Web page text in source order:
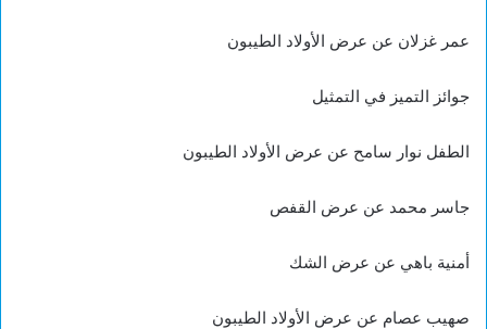
عمر غزلان عن عرض الأولاد الطيبون
جوائز التميز في التمثيل
الطفل نوار سامح عن عرض الأولاد الطيبون
جاسر محمد عن عرض القفص
أمنية باهي عن عرض الشك
صهيب عصام عن عرض الأولاد الطيبون